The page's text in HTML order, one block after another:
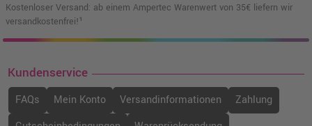
Kostenloser Versand: ab einem Ampertec Warenwert von 35€ liefern wir
versandkostenfrei!¹
Kundenservice
FAQs Mein Konto Versandinformationen
Zahlung